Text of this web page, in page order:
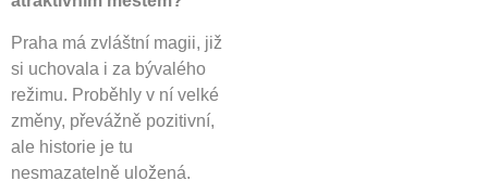
Praha má zvláštní magii, již
si uchovala i za bývalého
režimu. Proběhly v ní velké
změny, převážně pozitivní,
ale historie je tu
nesmazatelně uložená.